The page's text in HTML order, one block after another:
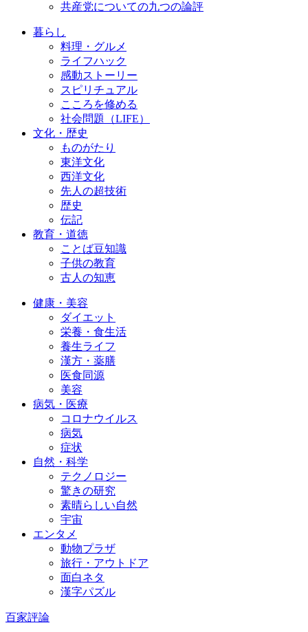
共産党についての九つの論評
暮らし
料理・グルメ
ライフハック
感動ストーリー
スピリチュアル
こころを修める
社会問題（LIFE）
文化・歴史
ものがたり
東洋文化
西洋文化
先人の超技術
歴史
伝記
教育・道徳
ことば豆知識
子供の教育
古人の知恵
健康・美容
ダイエット
栄養・食生活
養生ライフ
漢方・薬膳
医食同源
美容
病気・医療
コロナウイルス
病気
症状
自然・科学
テクノロジー
驚きの研究
素晴らしい自然
宇宙
エンタメ
動物プラザ
旅行・アウトドア
面白ネタ
漢字パズル
百家評論